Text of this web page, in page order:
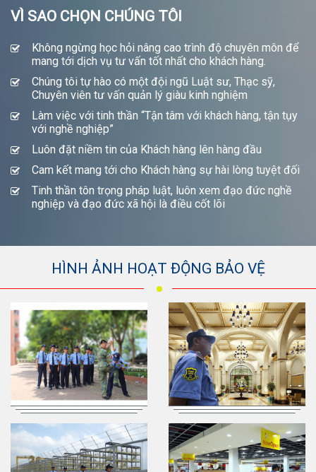
VÌ SAO CHỌN CHÚNG TÔI
Không ngừng học hỏi nâng cao trình độ chuyên môn để
mang tới dịch vụ tư vấn tốt nhất cho khách hàng.
Chúng tôi tự hào có một đội ngũ Luật sư, Thạc sỹ,
Chuyên viên tư vấn quản lý giàu kinh nghiệm
Làm việc với tinh thần “Tận tâm với khách hàng, tận tụy
với nghề nghiệp”
Luôn đặt niềm tin của Khách hàng lên hàng đầu
Cam kết mang tới cho Khách hàng sự hài lòng tuyệt đối
Tinh thần tôn trọng pháp luật, luôn xem đạo đức nghề
nghiệp và đạo đức xã hội là điều cốt lõi
HÌNH ẢNH HOẠT ĐỘNG BẢO VỆ